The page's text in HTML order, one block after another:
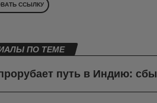
ССЫЛКУ
ПО ТЕМЕ
путь в Индию: